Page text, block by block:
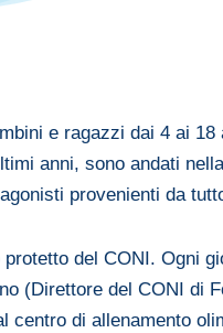
e ragazzi dai 4 ai
anni, sono andati
provenienti da
del CONI. Ogni
(Direttore del CONI di
centro di allenamento